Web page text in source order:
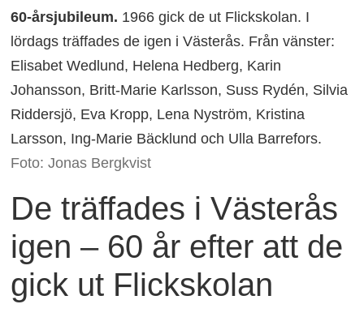
60-årsjubileum. 1966 gick de ut Flickskolan. I
lördags träffades de igen i Västerås. Från vänster:
Elisabet Wedlund, Helena Hedberg, Karin
Johansson, Britt-Marie Karlsson, Suss Rydén, Silvia
Riddersjö, Eva Kropp, Lena Nyström, Kristina
Larsson, Ing-Marie Bäcklund och Ulla Barrefors.
Foto: Jonas Bergkvist
De träffades i Västerås
igen – 60 år efter att de
gick ut Flickskolan